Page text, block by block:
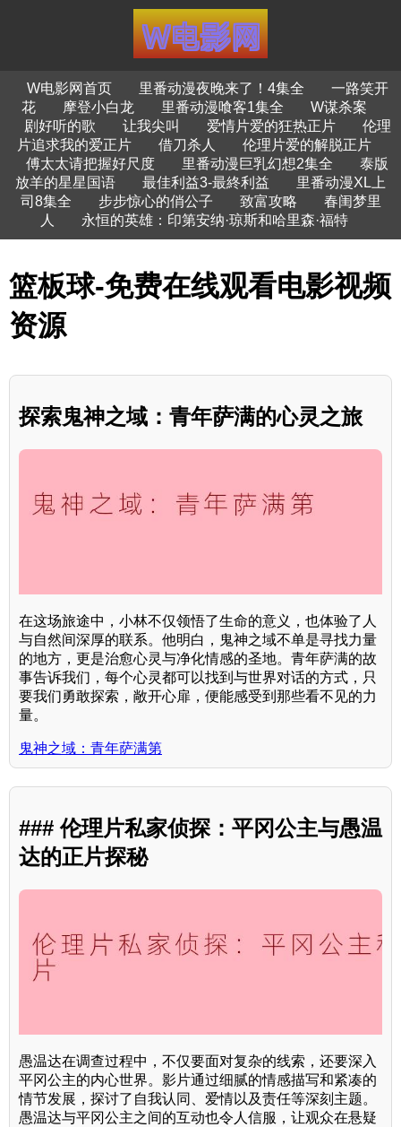
W电影网首页 里番动漫夜晚来了！4集全
一路笑开
花
摩登小白龙 里番动漫喰客1集全
W谋杀案
剧好听的歌
让我尖叫 爱情片爱的狂热正片
伦理
片追求我的爱正片
借刀杀人
伦理片爱的解脱正片
傅太太请把握好尺度
里番动漫巨乳幻想2集全
泰版
放羊的星星国语
最佳利益3-最終利益
里番动漫XL上
司8集全
步步惊心的俏公子 致富攻略
春闺梦里
人
永恒的英雄：印第安纳·琼斯和哈里森·福特
篮板球-免费在线观看电影视频
资源
探索鬼神之域：青年萨满的心灵之旅
在这场旅途中，小林不仅领悟了生命的意义，也体验了人
与自然间深厚的联系。他明白，鬼神之域不单是寻找力量
的地方，更是治愈心灵与净化情感的圣地。青年萨满的故
事告诉我们，每个心灵都可以找到与世界对话的方式，只
要我们勇敢探索，敞开心扉，便能感受到那些看不见的力
量。
鬼神之域：青年萨满第
### 伦理片私家侦探：平冈公主与愚温
达的正片探秘
愚温达在调查过程中，不仅要面对复杂的线索，还要深入
平冈公主的内心世界。影片通过细腻的情感描写和紧凑的
情节发展，探讨了自我认同、爱情以及责任等深刻主题。
愚温达与平冈公主之间的互动也令人信服，让观众在悬疑